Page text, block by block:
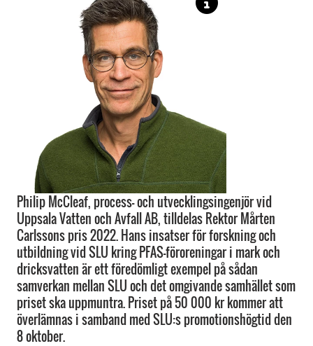
Philip McCleaf, process- och utvecklingsingenjör vid
Uppsala Vatten och Avfall AB, tilldelas Rektor Mårten
Carlssons pris 2022. Hans insatser för forskning och
utbildning vid SLU kring PFAS-föroreningar i mark och
dricksvatten är ett föredömligt exempel på sådan
samverkan mellan SLU och det omgivande samhället som
priset ska uppmuntra. Priset på 50 000 kr kommer att
överlämnas i samband med SLU:s promotionshögtid den
8 oktober.